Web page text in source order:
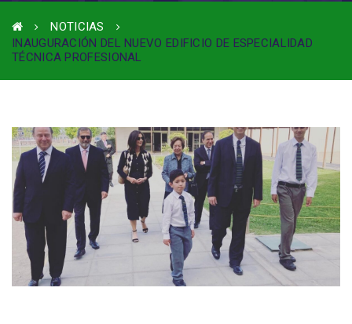
NOTICIAS
INAUGURACIÓN DEL NUEVO EDIFICIO DE ESPECIALIDAD
TÉCNICA PROFESIONAL